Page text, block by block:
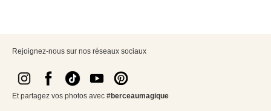
Rejoignez-nous sur nos réseaux sociaux
Et partagez vos photos avec #berceaumagique